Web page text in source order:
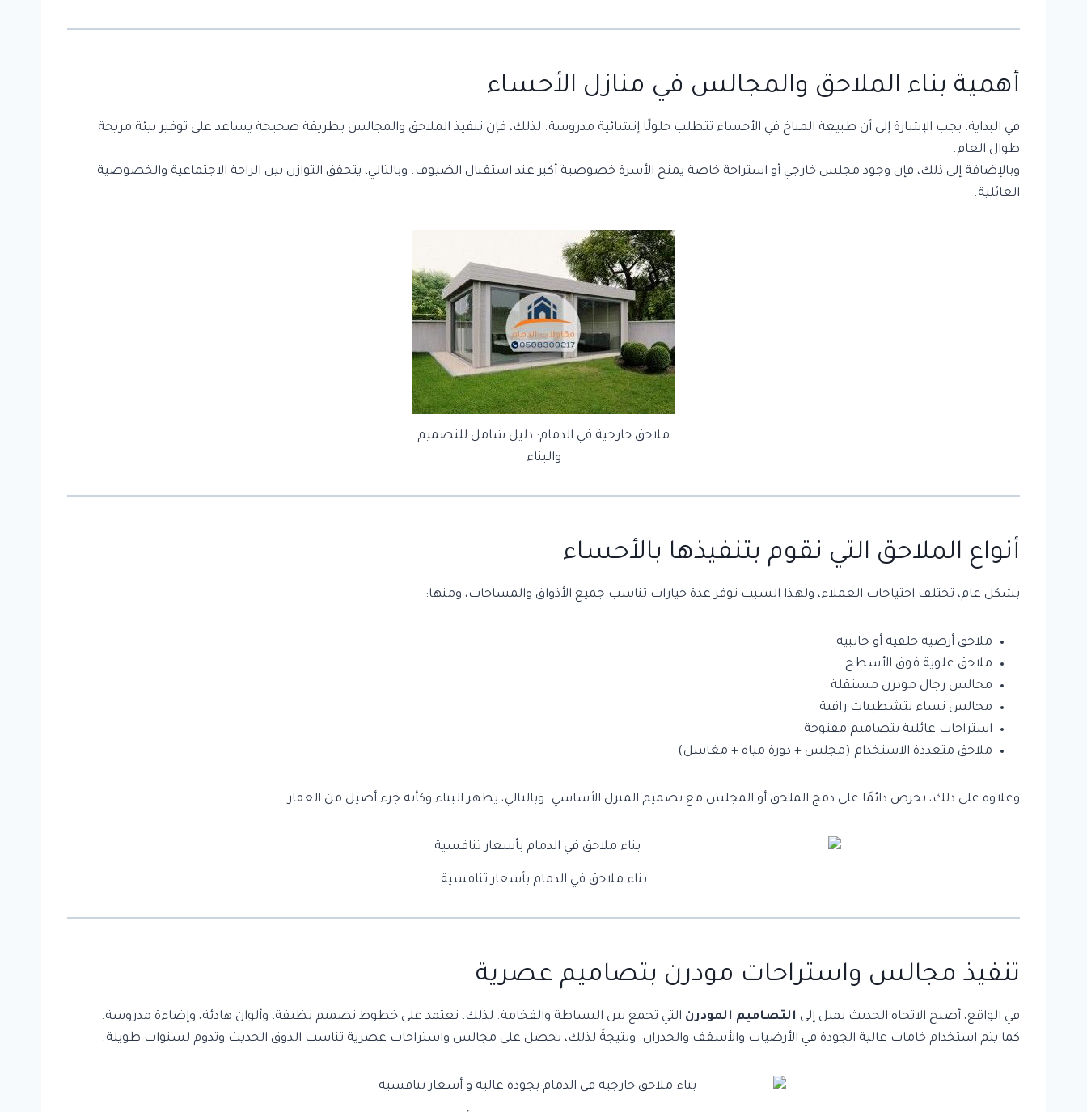
أهمية بناء الملاحق والمجالس في منازل الأحساء
في البداية، يجب الإشارة إلى أن طبيعة المناخ في الأحساء تتطلب حلولًا إنشائية مدروسة. لذلك، فإن تنفيذ الملاحق والمجالس بطريقة صحيحة يساعد على توفير بيئة مريحة
طوال العام.
وبالإضافة إلى ذلك، فإن وجود مجلس خارجي أو استراحة خاصة يمنح الأسرة خصوصية أكبر عند استقبال الضيوف. وبالتالي، يتحقق التوازن بين الراحة الاجتماعية والخصوصية
العائلية.
ملاحق خارجية في الدمام: دليل شامل للتصميم
والبناء
أنواع الملاحق التي نقوم بتنفيذها بالأحساء
بشكل عام، تختلف احتياجات العملاء، ولهذا السبب نوفر عدة خيارات تناسب جميع الأذواق والمساحات، ومنها:
ملاحق أرضية خلفية أو جانبية
ملاحق علوية فوق الأسطح
مجالس رجال مودرن مستقلة
مجالس نساء بتشطيبات راقية
استراحات عائلية بتصاميم مفتوحة
ملاحق متعددة الاستخدام (مجلس + دورة مياه + مغاسل)
وعلاوة على ذلك، نحرص دائمًا على دمج الملحق أو المجلس مع تصميم المنزل الأساسي. وبالتالي، يظهر البناء وكأنه جزء أصيل من العقار.
بناء ملاحق في الدمام بأسعار تنافسية
تنفيذ مجالس واستراحات مودرن بتصاميم عصرية
في الواقع، أصبح الاتجاه الحديث يميل إلى التصاميم المودرن التي تجمع بين البساطة والفخامة. لذلك، نعتمد على خطوط تصميم نظيفة، وألوان هادئة، وإضاءة مدروسة.
كما يتم استخدام خامات عالية الجودة في الأرضيات والأسقف والجدران. ونتيجةً لذلك، نحصل على مجالس واستراحات عصرية تناسب الذوق الحديث وتدوم لسنوات طويلة.